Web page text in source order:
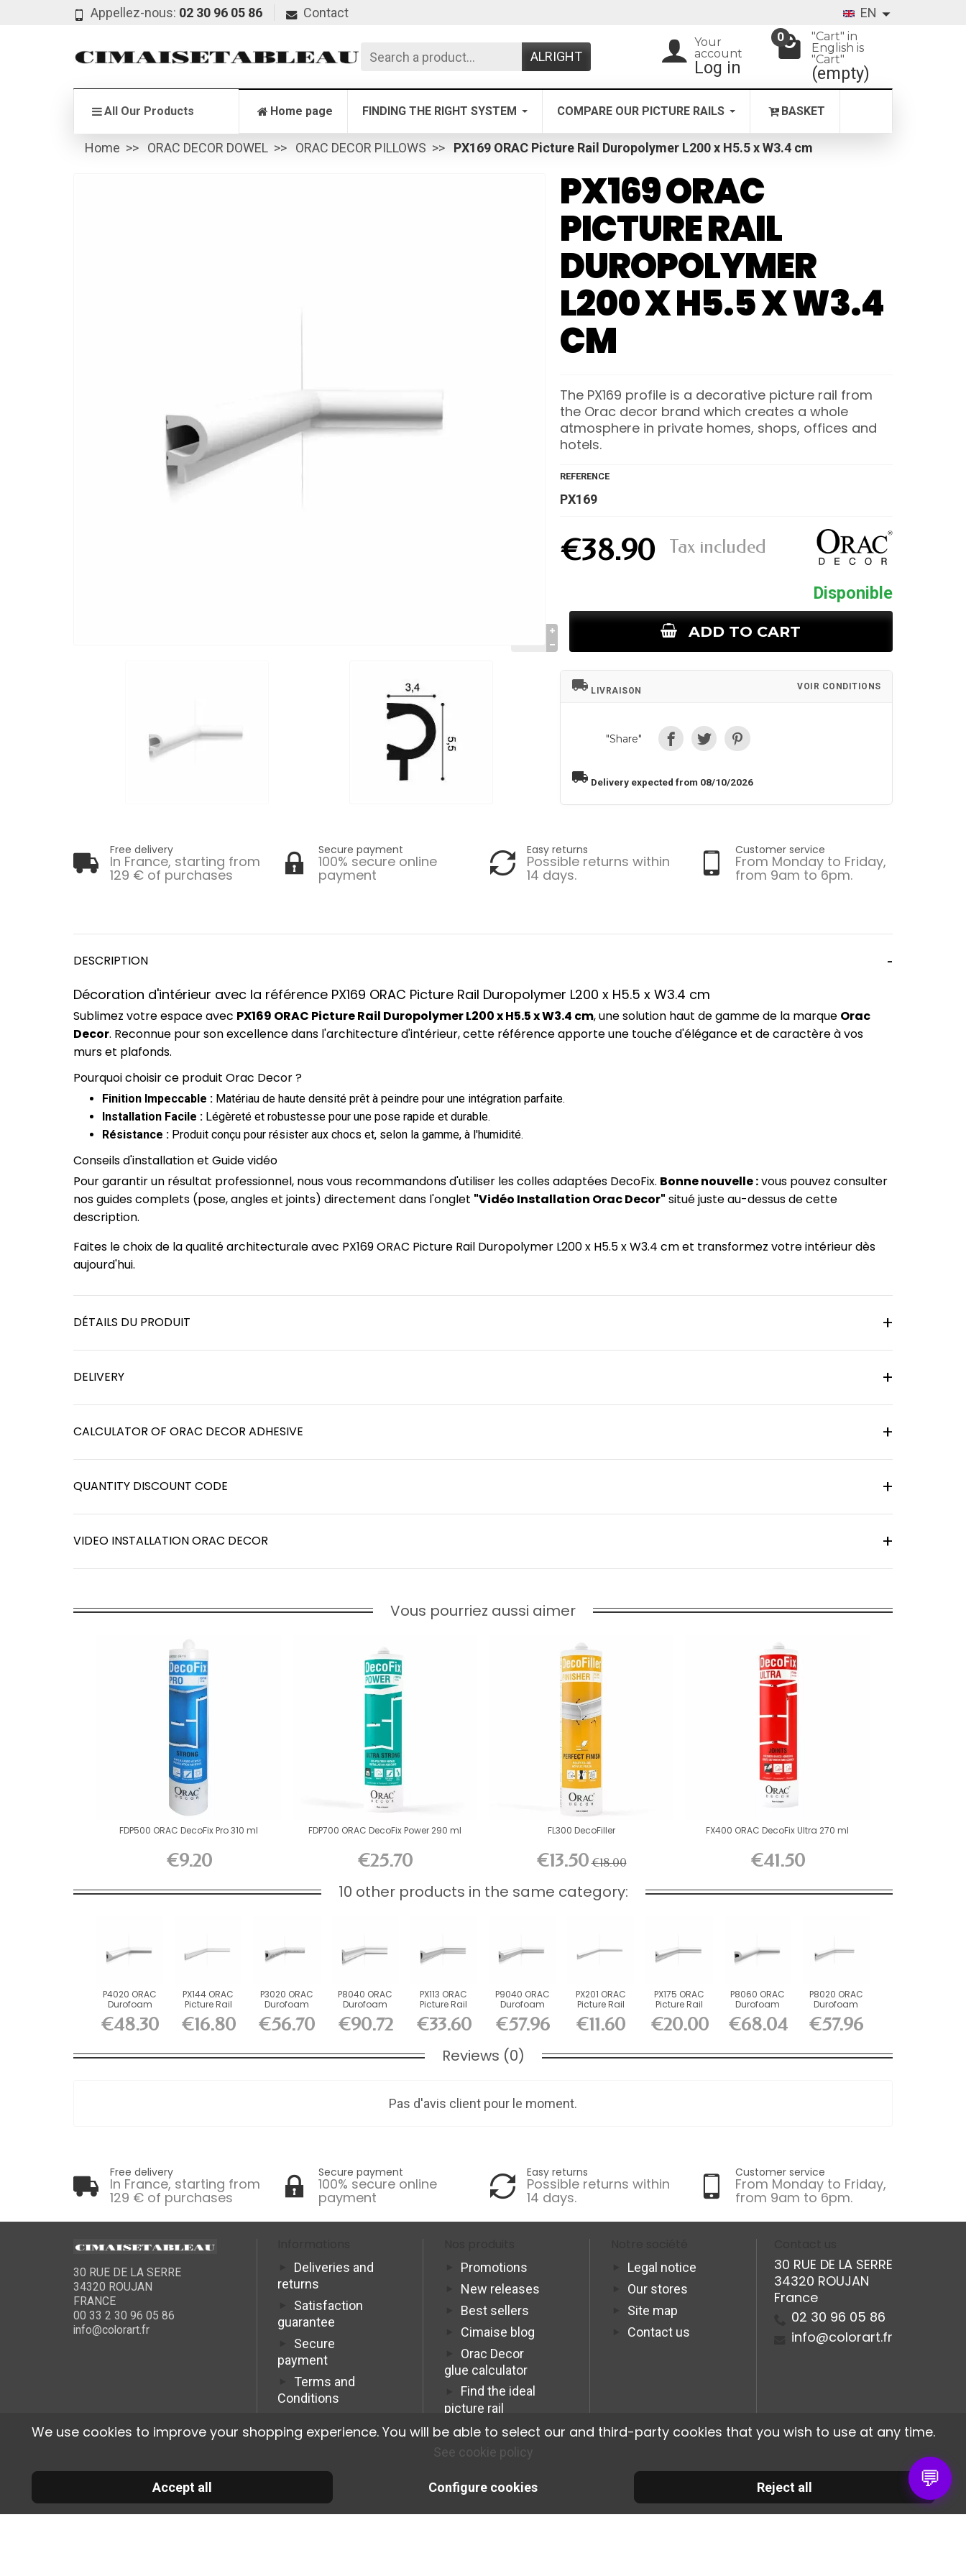
Appellez-nous: 02 30 96 05 86 Contact EN
ALRIGHT
Your
account
Log in
0
"Cart" in
English is
"Cart"
(empty)
All Our Products Home page FINDING THE RIGHT SYSTEM COMPARE OUR PICTURE RAILS BASKET
Home ORAC DECOR DOWEL ORAC DECOR PILLOWS PX169 ORAC Picture Rail Duropolymer L200 x H5.5 x W3.4 cm
PX169 ORAC
PICTURE RAIL
DUROPOLYMER
L200 X H5.5 X W3.4
CM
The PX169 profile is a decorative picture rail from
the Orac decor brand which creates a whole
atmosphere in private homes, shops, offices and
hotels.
REFERENCE
PX169
€38.90 Tax included
Disponible
ADD TO CART
local_shipping LIVRAISON VOIR CONDITIONS
"Share"
local_shipping Delivery expected from 08/10/2026
Free delivery
In France, starting from
129 € of purchases
Secure payment
100% secure online
payment
Easy returns
Possible returns within
14 days.
Customer service
From Monday to Friday,
from 9am to 6pm.
DESCRIPTION
Décoration d'intérieur avec la référence PX169 ORAC Picture Rail Duropolymer L200 x H5.5 x W3.4 cm
Sublimez votre espace avec PX169 ORAC Picture Rail Duropolymer L200 x H5.5 x W3.4 cm, une solution haut de gamme de la marque Orac
Decor. Reconnue pour son excellence dans l'architecture d'intérieur, cette référence apporte une touche d'élégance et de caractère à vos
murs et plafonds.
Pourquoi choisir ce produit Orac Decor ?
Finition Impeccable : Matériau de haute densité prêt à peindre pour une intégration parfaite.
Installation Facile : Légèreté et robustesse pour une pose rapide et durable.
Résistance : Produit conçu pour résister aux chocs et, selon la gamme, à l'humidité.
Conseils d'installation et Guide vidéo
Pour garantir un résultat professionnel, nous vous recommandons d'utiliser les colles adaptées DecoFix. Bonne nouvelle :vous pouvez consulter
nos guides complets (pose, angles et joints) directement dans l'onglet "Vidéo Installation Orac Decor" situé juste au-dessus de cette
description.
Faites le choix de la qualité architecturale avec PX169 ORAC Picture Rail Duropolymer L200 x H5.5 x W3.4 cm et transformez votre intérieur dès
aujourd'hui.
DÉTAILS DU PRODUIT
DELIVERY
CALCULATOR OF ORAC DECOR ADHESIVE
QUANTITY DISCOUNT CODE
VIDEO INSTALLATION ORAC DECOR
Vous pourriez aussi aimer
FDP500 ORAC DecoFix Pro 310 ml
€9.20
FDP700 ORAC DecoFix Power 290 ml
€25.70
FL300 DecoFiller
€13.50 €18.00
FX400 ORAC DecoFix Ultra 270 ml
€41.50
10 other products in the same category:
P4020 ORAC
Durofoam
Picture Rail
L200 x H5...
€48.30
PX144 ORAC
Picture Rail
Duropolymer
L200 x...
€16.80
P3020 ORAC
Durofoam
Picture Rail
L200 x...
€56.70
P8040 ORAC
Durofoam
Picture Rail
L200 x...
€90.72
PX113 ORAC
Picture Rail
Duropolymer
L200 x...
€33.60
P9040 ORAC
Durofoam
Picture Rail
L200 x H5...
€57.96
PX201 ORAC
Picture Rail
Duropolymer
L200 x...
€11.60
PX175 ORAC
Picture Rail
Duropolymer
L200 x...
€20.00
P8060 ORAC
Durofoam
Picture Rail
L200 x H5...
€68.04
P8020 ORAC
Durofoam
Picture Rail
L200 x H6...
€57.96
Reviews (0)
Pas d'avis client pour le moment.
Free delivery
In France, starting from
129 € of purchases
Secure payment
100% secure online
payment
Easy returns
Possible returns within
14 days.
Customer service
From Monday to Friday,
from 9am to 6pm.
30 RUE DE LA SERRE
34320 ROUJAN
FRANCE
00 33 2 30 96 05 86
info@colorart.fr
Deliveries and
returns
Satisfaction
guarantee
Secure
payment
Terms and
Conditions
Promotions
New releases
Best sellers
Cimaise blog
Orac Decor
glue calculator
Find the ideal
picture rail
Programme
Affiliation Pro
Legal notice
Our stores
Site map
Contact us
30 RUE DE LA SERRE
34320 ROUJAN
France
02 30 96 05 86
info@colorart.fr
💬
© 2026 Cimaise Tableau. Tous droits réservés.
We use cookies to improve your shopping experience. You will be able to select our and third-party cookies that you wish to use at any time.
See cookie policy
Accept all Reject all
Configure cookies